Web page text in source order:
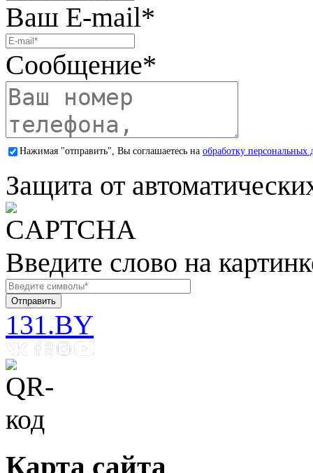
Ваш E-mail*
Сообщение*
Нажимая "отправить", Вы соглашаетесь на обработку персональных
Защита от
Введите слово на
131.BY
Карта сайта